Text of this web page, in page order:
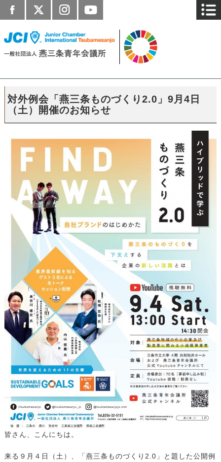
対外例会「燕三条ものづくり2.0」9月4日
（土）開催のお知らせ
皆さん、こんにちは。
来る９月４日（土）、「燕三条ものづくり2.0」と題した公開例